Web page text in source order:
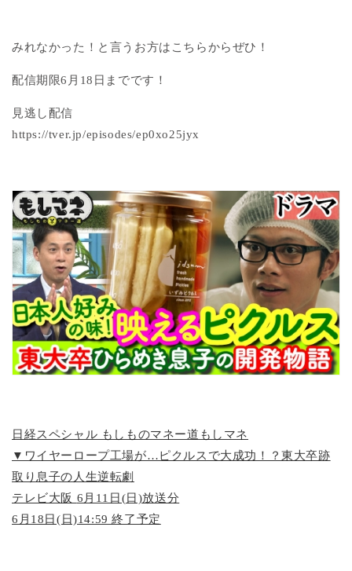
みれなかった！と言うお方はこちらからぜひ！
配信期限6月18日までです！
見逃し配信
https://tver.jp/episodes/ep0xo25jyx
日経スペシャル もしものマネー道もしマネ
▼ワイヤーロープ工場が…ピクルスで大成功！？東大卒跡
取り息子の人生逆転劇
テレビ大阪 6月11日(日)放送分
6月18日(日)14:59 終了予定